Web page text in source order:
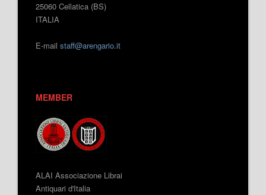
25060 Cellatica (BS)
ITALIA
E-mail staff@arengario.it
MEMBER
ALAI Associazione Librai
Antiquari d'Italia